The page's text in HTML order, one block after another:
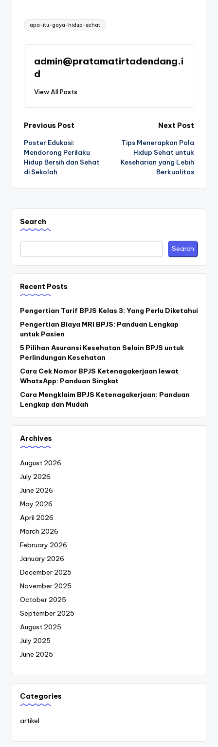
Tags:
apa-itu-gaya-hidup-sehat
admin@pratamatirtadendang.i
d
View All Posts
Post
navigation
Previous Post
Poster Edukasi:
Mendorong Perilaku
Hidup Bersih dan Sehat
di Sekolah
Next Post
Tips Menerapkan Pola
Hidup Sehat untuk
Keseharian yang Lebih
Berkualitas
Search
Search
Recent Posts
Pengertian Tarif BPJS Kelas 3: Yang Perlu Diketahui
Pengertian Biaya MRI BPJS: Panduan Lengkap
untuk Pasien
5 Pilihan Asuransi Kesehatan Selain BPJS untuk
Perlindungan Kesehatan
Cara Cek Nomor BPJS Ketenagakerjaan lewat
WhatsApp: Panduan Singkat
Cara Mengklaim BPJS Ketenagakerjaan: Panduan
Lengkap dan Mudah
Archives
August 2026
July 2026
June 2026
May 2026
April 2026
March 2026
February 2026
January 2026
December 2025
November 2025
October 2025
September 2025
August 2025
July 2025
June 2025
Categories
artikel